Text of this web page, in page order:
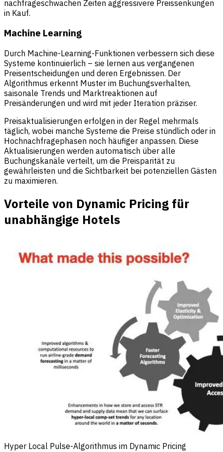
nachfrageschwachen Zeiten aggressivere Preissenkungen
in Kauf.
Machine Learning
Durch Machine-Learning-Funktionen verbessern sich diese
Systeme kontinuierlich – sie lernen aus vergangenen
Preisentscheidungen und deren Ergebnissen. Der
Algorithmus erkennt Muster im Buchungsverhalten,
saisonale Trends und Marktreaktionen auf
Preisänderungen und wird mit jeder Iteration präziser.
Preisaktualisierungen erfolgen in der Regel mehrmals
täglich, wobei manche Systeme die Preise stündlich oder in
Hochnachfragephasen noch häufiger anpassen. Diese
Aktualisierungen werden automatisch über alle
Buchungskanäle verteilt, um die Preisparität zu
gewährleisten und die Sichtbarkeit bei potenziellen Gästen
zu maximieren.
Vorteile von Dynamic Pricing für
unabhängige Hotels
Hyper Local Pulse-Algorithmus im Dynamic Pricing